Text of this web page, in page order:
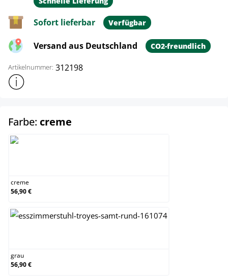
Sofort lieferbar Verfügbar
Versand aus Deutschland CO2-freundlich
Artikelnummer: 312198
Weitere Produktinformationen anzeigen
Farbe: creme
creme
56,90 €
grau
56,90 €